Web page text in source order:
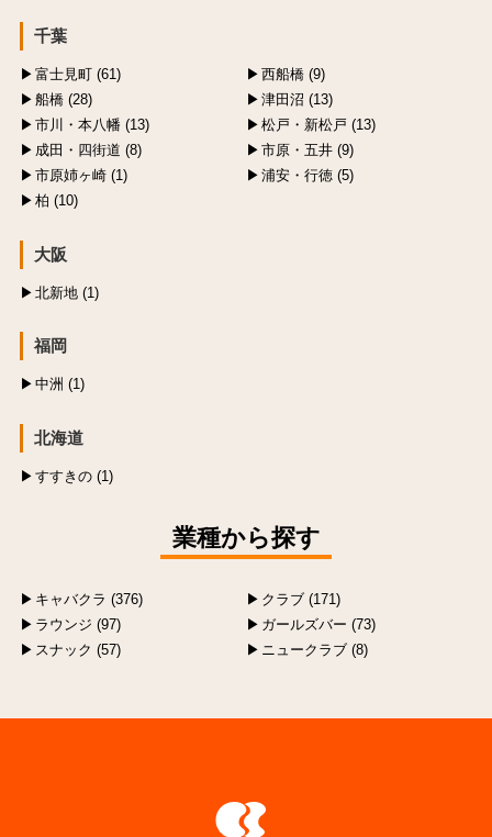
千葉
富士見町 (61)
西船橋 (9)
船橋 (28)
津田沼 (13)
市川・本八幡 (13)
松戸・新松戸 (13)
成田・四街道 (8)
市原・五井 (9)
市原姉ヶ崎 (1)
浦安・行徳 (5)
柏 (10)
大阪
北新地 (1)
福岡
中洲 (1)
北海道
すすきの (1)
業種から探す
キャバクラ (376)
クラブ (171)
ラウンジ (97)
ガールズバー (73)
スナック (57)
ニュークラブ (8)